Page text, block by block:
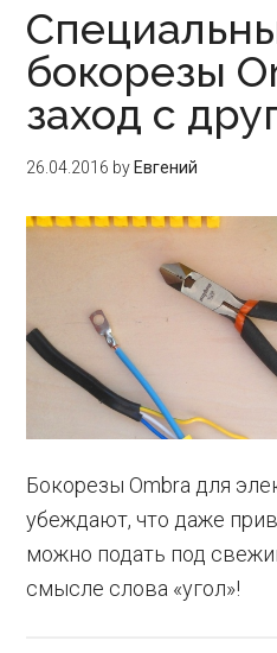
бокорезы
заход с
26.04.2016 by Евгений
Бокорезы Ombra для
убеждают, что даже
можно подать под
смысле слова «угол»!